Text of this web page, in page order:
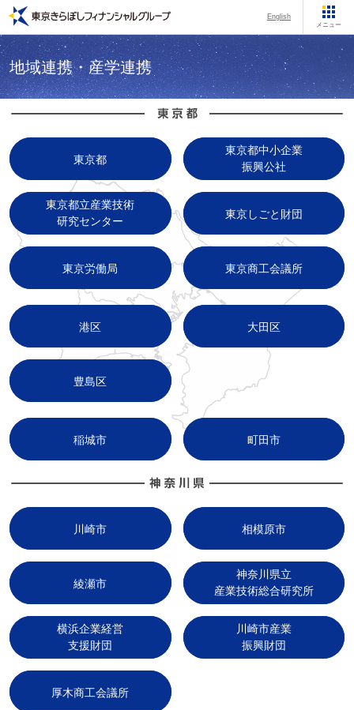
English
メニュー
地域連携・産学連携
東京都
東京都中小企業
振興公社
東京都立産業技術
研究センター
東京しごと財団
東京労働局 東京商工会議所
港区 大田区
豊島区
稲城市 町田市
川崎市 相模原市
綾瀬市
神奈川県立
産業技術総合研究所
横浜企業経営
支援財団
川崎市産業
振興財団
厚木商工会議所